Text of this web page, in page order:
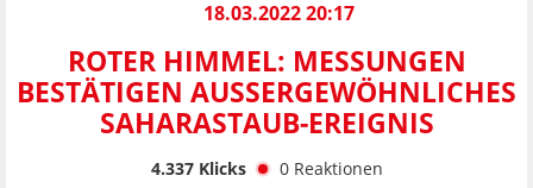
18.03.2022 20:17
ROTER HIMMEL: MESSUNGEN
BESTÄTIGEN AUSSERGEWÖHNLICHES S
AHARASTAUB-EREIGNIS
4.337Klicks 0 Reaktionen